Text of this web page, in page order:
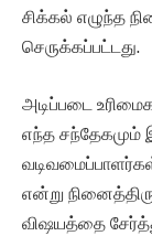
சிக்கல் எழுந்த
செருக்கப்பட்டது.
அடிப்படை
எந்த சந்தேகமும்
என்று
விஷயத்தை